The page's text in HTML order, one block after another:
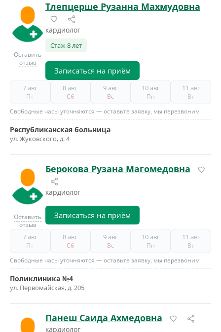
Оставить
отзыв
Тлепцерше Рузанна Махмудовна
кардиолог
Стаж 8 лет
Записаться на приём
7 авг
Пт
8 авг
Сб
9 авг
Вс
10 авг
Пн
11 авг
Вт
Свободные часы уточняются — оставьте заявку, мы перезвоним
Республиканская больница
ул. Жуковского, д. 4
Оставить
отзыв
Берокова Рузана Магомедовна
кардиолог
Записаться на приём
7 авг
Пт
8 авг
Сб
9 авг
Вс
10 авг
Пн
11 авг
Вт
Свободные часы уточняются — оставьте заявку, мы перезвоним
Поликлиника №4
ул. Первомайская, д. 205
Панеш Саида Ахмедовна
кардиолог